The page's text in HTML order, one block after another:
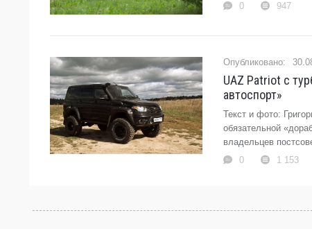
0
947
UAZ Patriot с
автоспорт»
Текст и фото:
обязательной
владельцев
0
1 153